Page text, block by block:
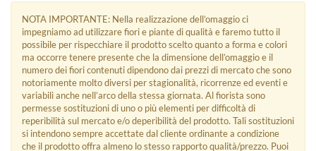
NOTA IMPORTANTE: Nella realizzazione dell’omaggio ci
impegniamo ad utilizzare fiori e piante di qualità e faremo tutto il
possibile per rispecchiare il prodotto scelto quanto a forma e colori
ma occorre tenere presente che la dimensione dell’omaggio e il
numero dei fiori contenuti dipendono dai prezzi di mercato che sono
notoriamente molto diversi per stagionalità, ricorrenze ed eventi e
variabili anche nell’arco della stessa giornata. Al fiorista sono
permesse sostituzioni di uno o più elementi per difficoltà di
reperibilità sul mercato e/o deperibilità del prodotto. Tali sostituzioni
si intendono sempre accettate dal cliente ordinante a condizione
che il prodotto offra almeno lo stesso rapporto qualità/prezzo. Puoi